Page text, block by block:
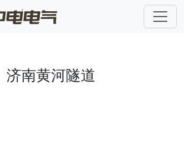
济南黄河隧道